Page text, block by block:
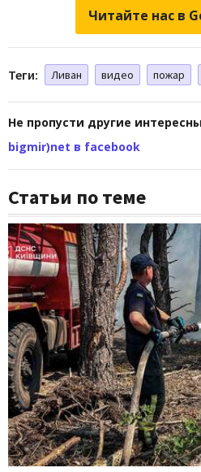
Читайте нас в
Теги: Ливан видео пожар
Не пропусти другие
bigmir)net в facebook
Статьи по теме